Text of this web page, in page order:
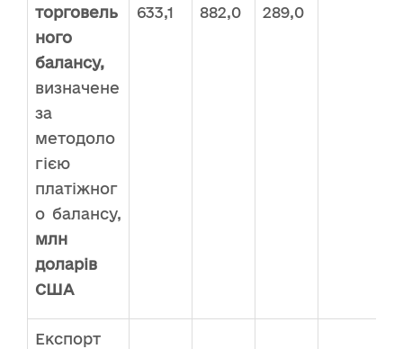
торговель
ного
балансу,
визначене
за
методоло
гією
платіжног
о балансу,
млн
доларів
США
633,1
882,0
289,0
Експорт